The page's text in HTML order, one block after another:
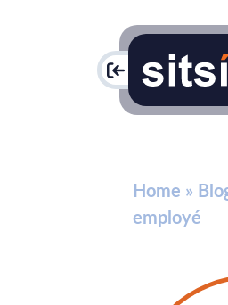
PAC
Home »
employé